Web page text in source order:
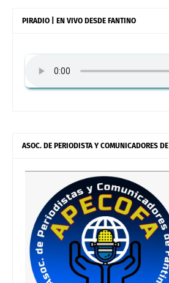
PIRADIO | EN VIVO DESDE FANTINO
ASOC. DE PERIODISTA Y COMUNICADORES